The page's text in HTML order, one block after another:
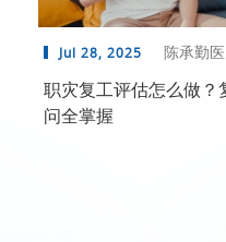
Jul 28, 2025 陈承勤
职灾复工评估怎么做？
问全掌握